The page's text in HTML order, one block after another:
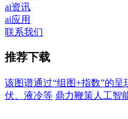
ai资讯
ai应用
联系我们
推荐下载
该图谱通过“组图+指数”的呈
伏、液冷等 鼎力鞭策人工智